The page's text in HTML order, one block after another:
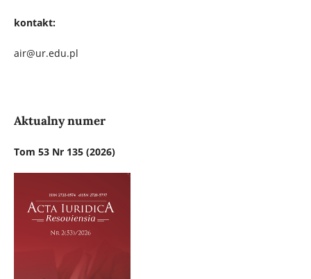
kontakt:
air@ur.edu.pl
Aktualny numer
Tom 53 Nr 135 (2026)